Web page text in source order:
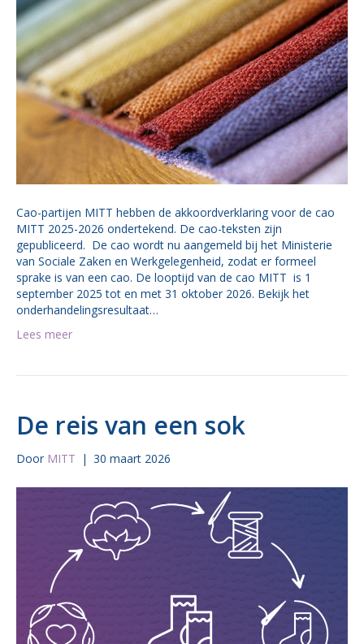
Cao-partijen MITT hebben de akkoordverklaring voor de cao
MITT 2025-2026 ondertekend. De cao-teksten zijn
gepubliceerd. De cao wordt nu aangemeld bij het Ministerie
van Sociale Zaken en Werkgelegenheid, zodat er formeel
sprake is van een cao. De looptijd van de cao MITT is 1
september 2025 tot en met 31 oktober 2026. Bekijk het
onderhandelingsresultaat…
Lees meer
De reis van een sok
Door MITT | 30 maart 2026